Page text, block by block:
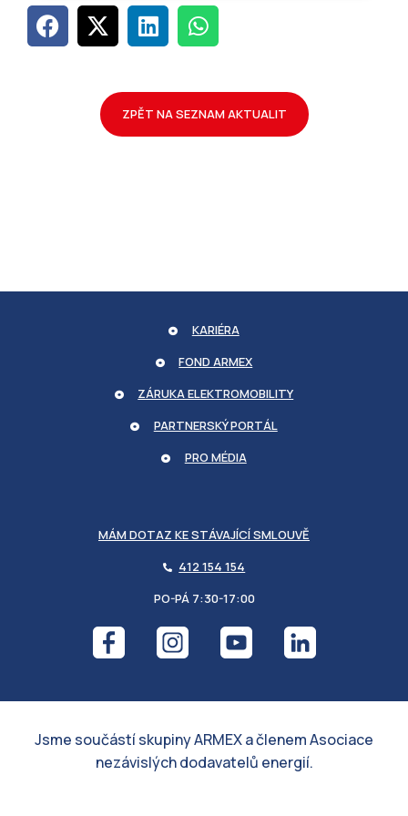
ZPĚT NA SEZNAM AKTUALIT
Jsme součástí skupiny ARMEX a členem Asociace
nezávislých dodavatelů energií.
KARIÉRA
FOND ARMEX
ZÁRUKA ELEKTROMOBILITY
PARTNERSKÝ PORTÁL
PRO MÉDIA
MÁM DOTAZ KE STÁVAJÍCÍ SMLOUVĚ
412 154 154
PO-PÁ 7:30-17:00
nutné soubory
uživatele a správa účtu. Web nelze bez řádně
ASP.NET_SessionId
MICROSOFT CORPORATION
__RequestVerificationToken
MICROSOFT CORPORATION